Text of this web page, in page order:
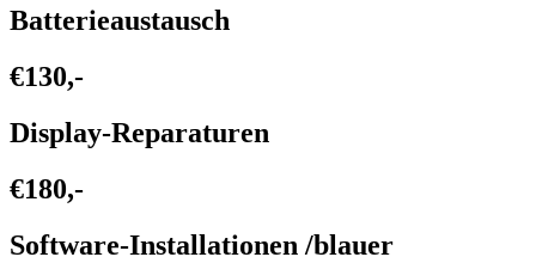
Batterieaustausch
€130,-
Display-Reparaturen
€180,-
Software-Installationen /blauer